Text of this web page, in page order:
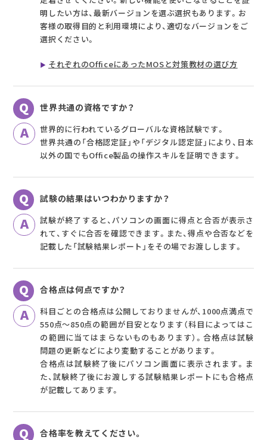
明したい方は、最新バージョンを選ぶ選択もあります。お
客様の取得目的と利用環境により、適切なバージョンをご
選択ください。
それぞれのOfficeにあったMOSと対策教材の選び方
世界共通の資格ですか？
世界的に行われているグローバルな資格試験です。
世界共通の「合格認定証」や「デジタル認定証」により、日本
以外の国でもOffice製品の操作スキルを証明できます。
試験の結果はいつわかりますか？
試験が終了すると、パソコンの画面に得点と合否が表示さ
れて、すぐに合否を確認できます。また、得点や合否などを
記載した「試験結果レポート」をその場でお渡しします。
合格点は何点ですか？
科目ごとの合格点は公開しておりませんが、1000点満点で
550点～850点の範囲が目安となります（科目によってはこ
の範囲に当てはまらないものもあります）。合格点は試験
問題の更新などにより変動することがあります。
合格点は試験終了後にパソコン画面に表示されます。ま
た、試験終了後にお渡しする試験結果レポートにも合格点
が記載してあります。
合格率を教えてください。